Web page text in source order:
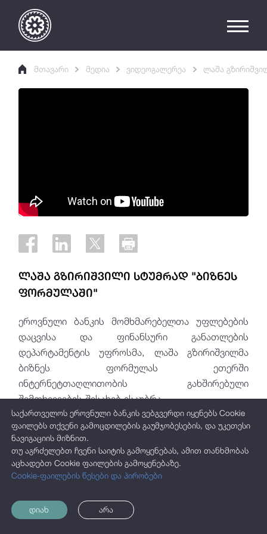
მთავარი მედია ვიდეოგალერეა ლაშა
ლაშა გზირიშვილი სტუმრად "ბიზნეს
ფორმულაში"
ეროვნული ბანკის მომხმარებელთა უფლებების
დაცვისა და ფინანსური განათლების
დეპარტამენტის უფროსმა, ლაშა გზირიშვილმა
ბიზნეს ფორმულას ეთერში
ინტერნეტთაღლითობის გახშირებული
შემთხვევების შესახებ ისაუბრა.
საქართველოს ეროვნული ბანკის ვებგვერდი იყენებს Cookie
ფაილებს თქვენი გამოცდილების გაუმჯობესების, და უკეთესი
ნავიგაციის მიზნით.
თუ აგრძელებთ ჩვენი საიტის გამოყენებას, ამით თანხმობას
აცხადებთ Cookie ფაილების გამოყენებაზე.
Cookie-ფაილების წესები და პირობები
დიახ არა